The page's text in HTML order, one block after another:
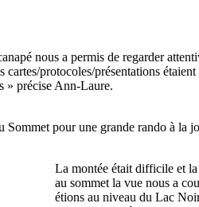
nous a permis de regarder
protocoles/présentations
» précise Ann-Laure.
pour une grande rando à
La montée était difficile et la
au sommet la vue nous a
étions au niveau du Lac